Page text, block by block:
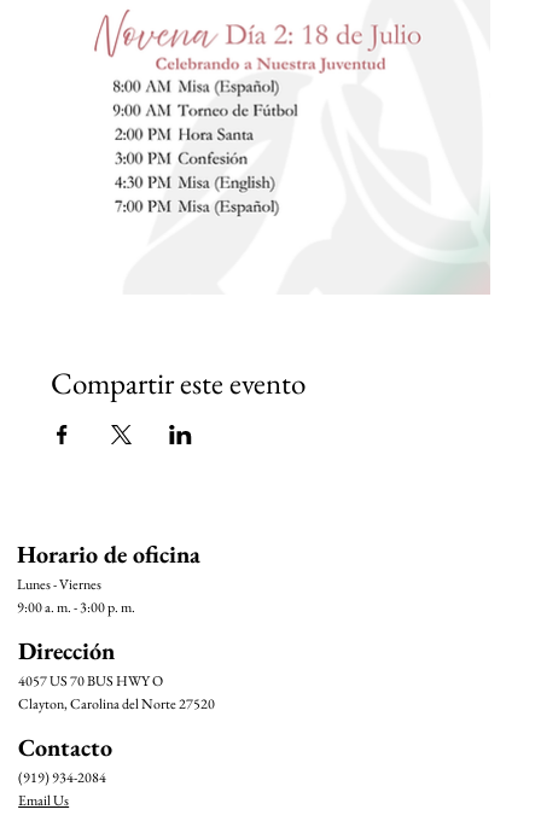
Compartir este evento
Horario de oficina
Lunes - Viernes
9:00 a. m. - 3:00 p. m.
Dirección
4057 US 70 BUS HWY O
Clayton, Carolina del Norte 27520
Contacto
(919) 934-2084
Email Us